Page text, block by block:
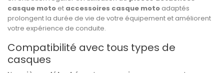
casque moto et accessoires casque moto adaptés
prolongent la durée de vie de votre équipement et améliorent
votre expérience de conduite.
Compatibilité avec tous types de
casques